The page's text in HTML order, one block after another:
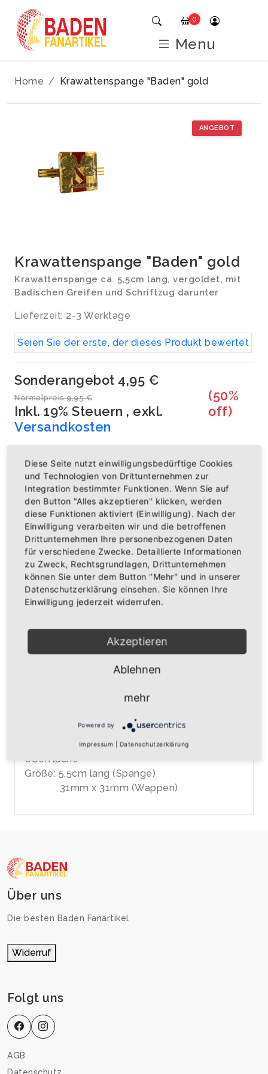
Home Krawattenspange "Baden" gold
ANGEBOT
Krawattenspange "Baden" gold
Krawattenspange ca. 5,5cm lang, vergoldet, mit
Badischen Greifen und Schriftzug darunter
Lieferzeit: 2-3 Werktage
Seien Sie der erste, der dieses Produkt bewertet
Sonderangebot 4,95 €
Normalpreis 9,95 €
Inkl. 19% Steuern , exkl.
Versandkosten
(50%
off)
Artikelnummer: BKR0006
Menge
IN DEN WARENKORB
AUF DIE WUNSCHLISTE
INFOS BEWERTUNGEN
Krawattenspange ca. 5,5cm lang,
Schriftzug darunter
Material: Hochwertiges Metall mit emaillierter
Oberfläche
Größe: 5,5cm lang (Spange)
31mm x 31mm (Wappen)
Über uns
Die besten Baden Fanartikel
Widerruf
Folgt uns
AGB
0
Menu
Diese Seite nutzt einwilligungsbedürftige Cookies
und Technologien von Drittunternehmen zur
Integration bestimmter Funktionen. Wenn Sie auf
den Button "Alles akzeptieren" klicken, werden
diese Funktionen aktiviert (Einwilligung). Nach der
Einwilligung verarbeiten wir und die betroffenen
Drittunternehmen Ihre personenbezogenen Daten
für verschiedene Zwecke. Detaillierte Informationen
zu Zweck, Rechtsgrundlagen, Drittunternehmen
können Sie unter dem Button "Mehr" und in unserer
Datenschutzerklärung einsehen. Sie können Ihre
Einwilligung jederzeit widerrufen.
Akzeptieren
Ablehnen
mehr
Powered by
Impressum Datenschutzerklärung